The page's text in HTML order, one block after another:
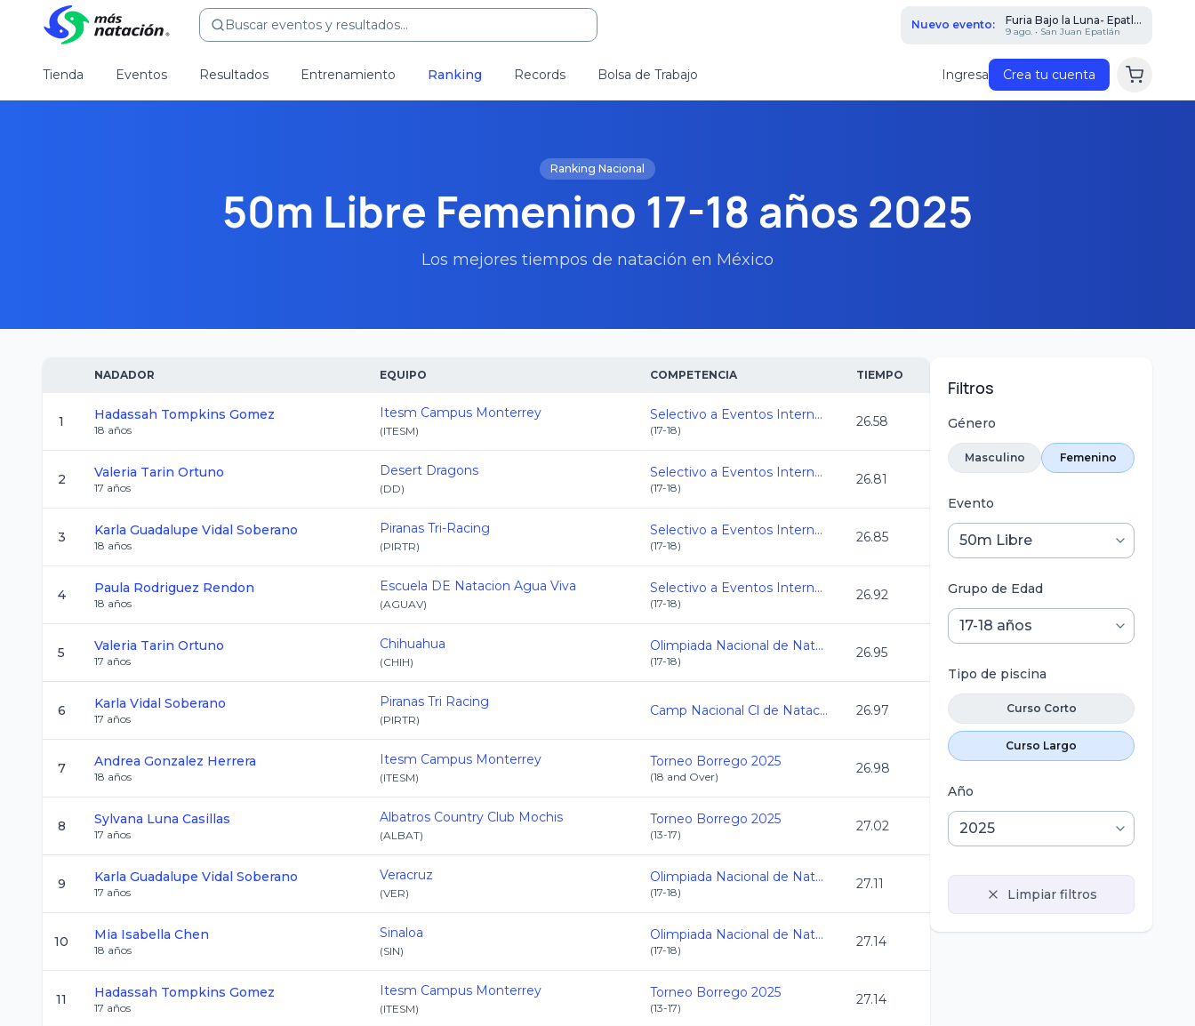
Buscar eventos y resultados... Nuevo evento: Furia Bajo la Luna- Epatl...
9 ago. • San Juan Epatlán
Tienda Eventos Resultados Entrenamiento Ranking Records Bolsa de Trabajo Ingresa Crea tu cuenta
Ranking Nacional
50m Libre Femenino 17-18 años 2025
Los mejores tiempos de natación en México
NADADOR EQUIPO COMPETENCIA TIEMPO
1 Hadassah Tompkins Gomez
18 años
Itesm Campus Monterrey
(ITESM)
Selectivo a Eventos Internacionales
(17-18)
26.58
2 Valeria Tarin Ortuno
17 años
Desert Dragons
(DD)
Selectivo a Eventos Internacionales
(17-18)
26.81
3 Karla Guadalupe Vidal Soberano
18 años
Piranas Tri-Racing
(PIRTR)
Selectivo a Eventos Internacionales
(17-18)
26.85
4 Paula Rodriguez Rendon
18 años
Escuela DE Natacion Agua Viva
(AGUAV)
Selectivo a Eventos Internacionales
(17-18)
26.92
5 Valeria Tarin Ortuno
17 años
Chihuahua
(CHIH)
Olimpiada Nacional de Natacion 2025
(17-18)
26.95
6 Karla Vidal Soberano
17 años
Piranas Tri Racing
(PIRTR)
Camp Nacional Cl de Natacion y Aguas Abiertas 26.97
7 Andrea Gonzalez Herrera
18 años
Itesm Campus Monterrey
(ITESM)
Torneo Borrego 2025
(18 and Over)
26.98
8 Sylvana Luna Casillas
17 años
Albatros Country Club Mochis
(ALBAT)
Torneo Borrego 2025
(13-17)
27.02
9 Karla Guadalupe Vidal Soberano
17 años
Veracruz
(VER)
Olimpiada Nacional de Natacion 2025
(17-18)
27.11
10 Mia Isabella Chen
18 años
Sinaloa
(SIN)
Olimpiada Nacional de Natacion 2025
(17-18)
27.14
11 Hadassah Tompkins Gomez
17 años
Itesm Campus Monterrey
(ITESM)
Torneo Borrego 2025
(13-17)
27.14
Filtros
Género
Masculino Femenino
Evento
Grupo de Edad
Tipo de piscina
Curso Corto
Curso Largo
Año
Limpiar filtros